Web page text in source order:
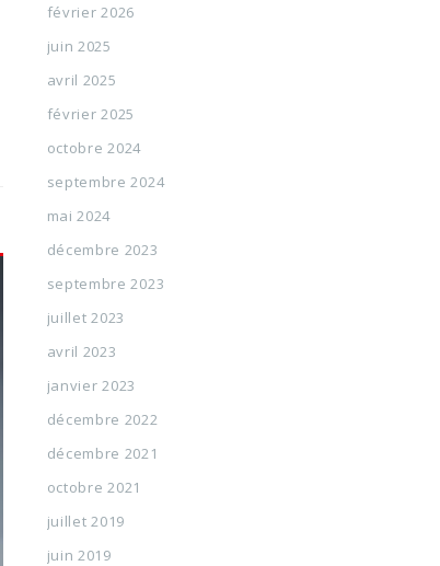
février 2026
juin 2025
avril 2025
février 2025
octobre 2024
septembre 2024
mai 2024
décembre 2023
septembre 2023
juillet 2023
avril 2023
janvier 2023
décembre 2022
décembre 2021
octobre 2021
juillet 2019
juin 2019